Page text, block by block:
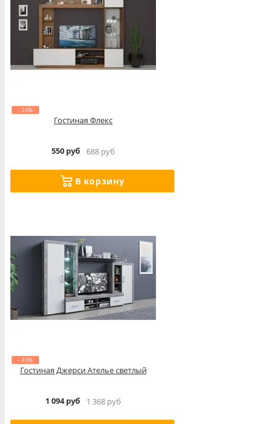
- 20%
Гостиная Флекс
550 руб 688 руб
В корзину
- 20%
Гостиная Джерси Ателье светлый
1 094 руб 1 368 руб